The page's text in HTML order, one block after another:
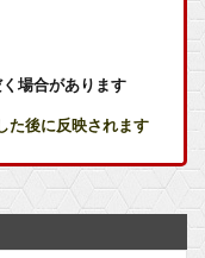
ことしたの
【トミカ ジョブレイバー】「ライジングポリスブレイバーZERO デカライドアーマー 黒バイDXセット」【本日発売】他
場合があります
た後に反映されます